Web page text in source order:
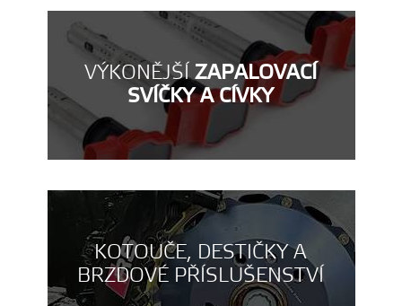
VÝKONĚJŠÍZAPALOVACÍ
SVÍČKY A CÍVKY
KOTOUČE, DESTIČKY A
BRZDOVÉ PŘÍSLUŠENSTVÍ